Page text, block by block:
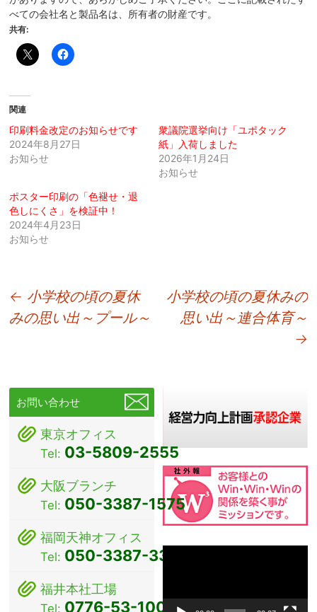
べての会社名と製品名は、所有者の財産です。
共有:
関連
印刷料金改定のお知らせです
2024年8月27日
お知らせ
衆議院選挙向け「ユポタック
紙」入荷しました
2026年1月24日
お知らせ
ポスター印刷の「色褪せ・退
色しにくさ」を検証中！
2024年4月23日
お知らせ
投
稿
ゲ
ー
シ
ョ
ン
← 小学校の頃の夏休
みの思い出～プール～
小学校の頃の夏休みの
思い出～連合体育～
→
お問い合わせ
東京オフィス
Tel: 03-5809-2555
大阪ブランチ
Tel: 050-3387-1575
福岡天神オフィス
Tel: 050-3387-3381
福井本社工場
Tel: 0776-53-1000
動
レ